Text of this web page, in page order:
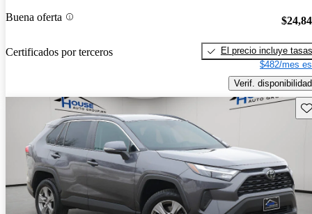
Buena oferta
Certificados por terceros
El precio incluye tasas
$482/mes
Verif. disponibilidad